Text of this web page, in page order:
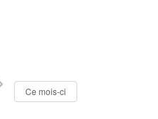
Ce mois-ci